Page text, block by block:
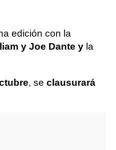
edición con la
y Joe Dante y la
, se clausurará